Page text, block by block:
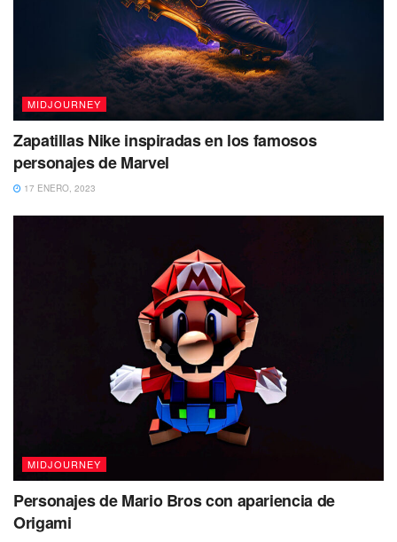
MIDJOURNEY
Zapatillas Nike inspiradas en los famosos
personajes de Marvel
17 ENERO, 2023
MIDJOURNEY
Personajes de Mario Bros con apariencia de
Origami